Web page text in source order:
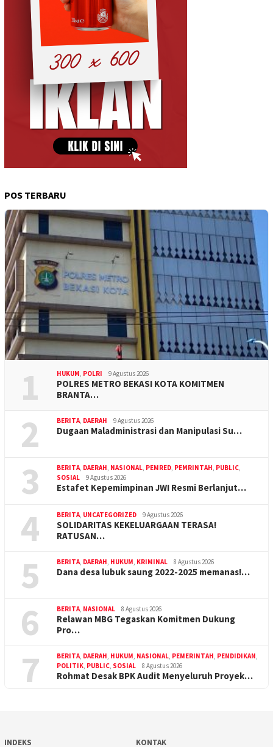
POS TERBARU
1 HUKUM, POLRI 9 Agustus 2026
POLRES METRO BEKASI KOTA KOMITMEN
BRANTA…
2 BERITA, DAERAH 9 Agustus 2026
Dugaan Maladministrasi dan Manipulasi Su…
3 BERITA, DAERAH, NASIONAL, PEMRED, PEMRINTAH, PUBLIC,
SOSIAL
9 Agustus 2026
Estafet Kepemimpinan JWI Resmi Berlanjut…
4 BERITA, UNCATEGORIZED 9 Agustus 2026
SOLIDARITAS KEKELUARGAAN TERASA!
RATUSAN…
5 BERITA, DAERAH, HUKUM, KRIMINAL 8 Agustus 2026
Dana desa lubuk saung 2022-2025 memanas!…
6 BERITA, NASIONAL 8 Agustus 2026
Relawan MBG Tegaskan Komitmen Dukung
Pro…
7 BERITA, DAERAH, HUKUM, NASIONAL, PEMERINTAH, PENDIDIKAN,
POLITIK, PUBLIC, SOSIAL 8 Agustus 2026
Rohmat Desak BPK Audit Menyeluruh Proyek…
INDEKS KONTAK